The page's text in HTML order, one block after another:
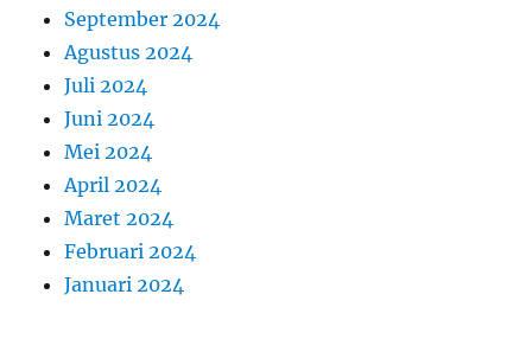
September 2024
Agustus 2024
Juli 2024
Juni 2024
Mei 2024
April 2024
Maret 2024
Februari 2024
Januari 2024